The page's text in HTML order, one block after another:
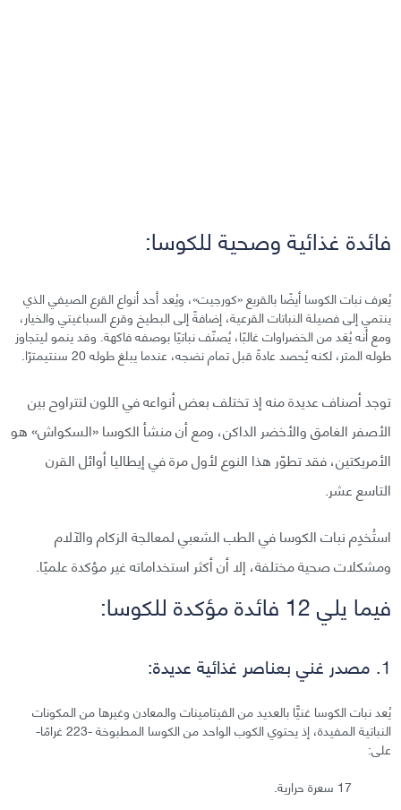
فائدة غذائية وصحية للكوسا:
يُعرف نبات الكوسا أيضًا بالقريع «كورجيت»، ويُعد أحد أنواع القرع الصيفي الذي
ينتمي إلى فصيلة النباتات القرعية، إضافةً إلى البطيخ وقرع السباغيتي والخيار،
ومع أنه يُعَد من الخضراوات غالبًا، يُصنّف نباتيًا بوصفه فاكهة. وقد ينمو ليتجاوز
طوله المتر، لكنه يُحصد عادةً قبل تمام نضجه، عندما يبلغ طوله 20 سنتيمترًا.
توجد أصناف عديدة منه إذ تختلف بعض أنواعه في اللون لتتراوح بين
الأصفر الغامق والأخضر الداكن، ومع أن منشأ الكوسا «السكواش» هو
الأمريكتين، فقد تطوّر هذا النوع لأول مرة في إيطاليا أوائل القرن
التاسع عشر.
استُخدِم نبات الكوسا في الطب الشعبي لمعالجة الزكام والآلام
ومشكلات صحية مختلفة، إلا أن أكثر استخداماته غير مؤكدة علميًا.
فيما يلي 12 فائدة مؤكدة للكوسا:
1. مصدر غني بعناصر غذائية عديدة:
يُعد نبات الكوسا غنيًّا بالعديد من الفيتامينات والمعادن وغيرها من المكونات
النباتية المفيدة، إذ يحتوي الكوب الواحد من الكوسا المطبوخة -223 غرامًا-
على: